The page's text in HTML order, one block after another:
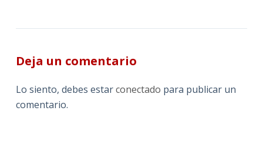
Deja un comentario
Lo siento, debes estarconectado para publicar un
comentario.